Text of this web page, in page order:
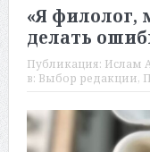
«Я филолог,
делать
Публикация: Ислам
в: Выбор редакции,